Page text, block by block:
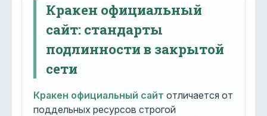
Кракен официальный
сайт: стандарты
подлинности в закрытой
сети
Кракен официальный сайт отличается от
поддельных ресурсов строгой